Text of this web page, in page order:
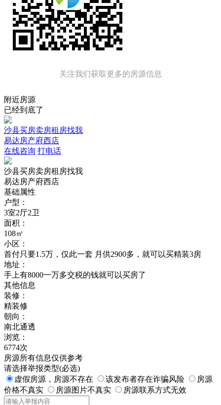
关注我们获取更多的房源信息
附近房源
已经到底了
沙县买房卖房租房找我
易达房产府西店
在线咨询 打电话
沙县买房卖房租房找我
易达房产府西店
基础属性
户型：
3室2厅2卫
面积：
108㎡
小区：
首付只要1.5万，仅此一套 月供2900多，就可以买精装3房
地址：
手上有8000一万多交税的钱就可以买房了
其他信息
装修：
精装修
朝向：
南北通透
浏览：
6774次
房源所有信息仅供参考
请选择举报类型(必选)
虚假房源，房源不存在
该发布者存在诈骗风险
房源
价格不真实
房源图片不真实 房源联系方式无效